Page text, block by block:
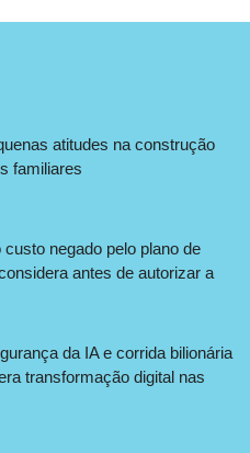
atitudes na construção
familiares
negado pelo plano de
antes de autorizar a
da IA e corrida bilionária
transformação digital nas